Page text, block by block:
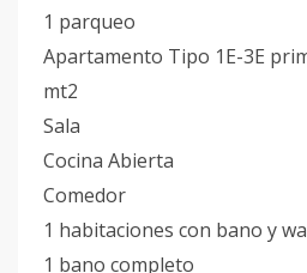
1 parqueo
Apartamento Tipo 1E-3E
mt2
Sala
Cocina Abierta
Comedor
1 habitaciones con bano y
1 bano completo